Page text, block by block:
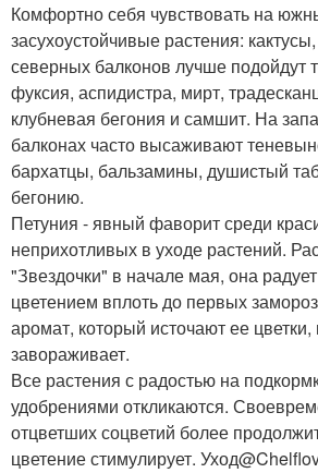
Комфортно себя чувствовать на
засухоустойчивые растения:
северных балконов лучше подойдут
фуксия, аспидистра, мирт,
клубневая бегония и самшит. На
балконах часто высаживают
бархатцы, бальзамины, душистый
бегонию.
Петуния - явный фаворит среди
неприхотливых в уходе растений.
"Звездочки" в начале мая, она
цветением вплоть до первых
аромат, который источают ее цветки,
завораживает.
Все растения с радостью на
удобрениями откликаются.
отцветших соцветий более
цветение стимулирует.